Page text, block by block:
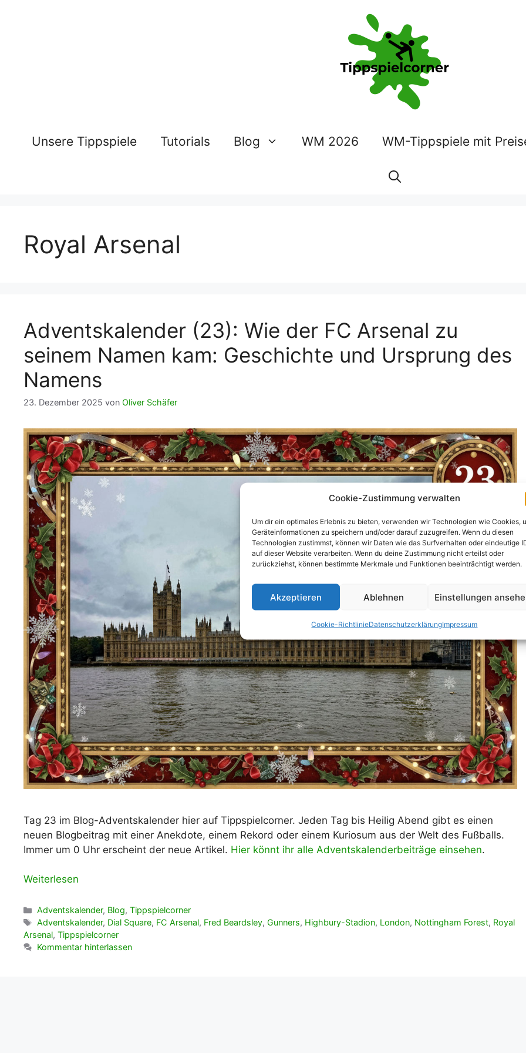
Cookie-Zustimmung verwalten
Um dir ein optimales Erlebnis zu bieten, verwenden wir Technologien wie Cookies,
Geräteinformationen zu speichern und/oder darauf zuzugreifen. Wenn du diesen
Technologien zustimmst, können wir Daten wie das Surfverhalten oder eindeutige
auf dieser Website verarbeiten. Wenn du deine Zustimmung nicht erteilst oder
zurückziehst, können bestimmte Merkmale und Funktionen beeinträchtigt werden.
Akzeptieren Ablehnen Einstellungen
Cookie-RichtlinieDatenschutzerklärungImpressum
Unsere Tippspiele Tutorials Blog WM 2026 WM-Tippspiele mit
Royal Arsenal
Adventskalender (23): Wie der FC Arsenal zu
seinem Namen kam: Geschichte und Ursprung des
Namens
23. Dezember 2025 von Oliver Schäfer
Tag 23 im Blog-Adventskalender hier auf Tippspielcorner. Jeden Tag bis Heilig Abend gibt es einen
neuen Blogbeitrag mit einer Anekdote, einem Rekord oder einem Kuriosum aus der Welt des Fußballs.
Immer um 0 Uhr erscheint der neue Artikel. Hier könnt ihr alle Adventskalenderbeiträge einsehen.
Weiterlesen
Kategorien
Adventskalender, Blog,Tippspielcorner
Schlagwörter
Adventskalender, Dial Square, FC Arsenal, Fred Beardsley,Gunners, Highbury-Stadion, London, Nottingham Forest, Royal
Arsenal, Tippspielcorner
Kommentar hinterlassen